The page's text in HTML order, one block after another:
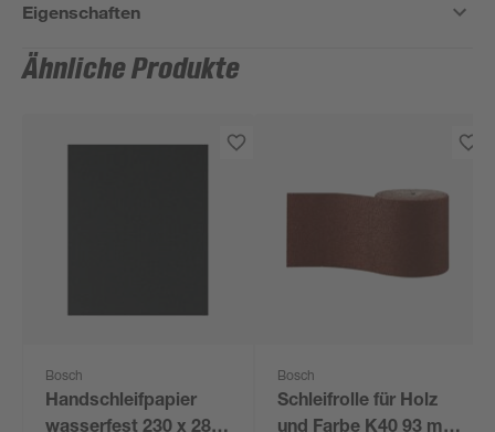
Eigenschaften
Ähnliche Produkte
Bosch
Handschleifpapier
Bosch
Schleifrolle für Holz